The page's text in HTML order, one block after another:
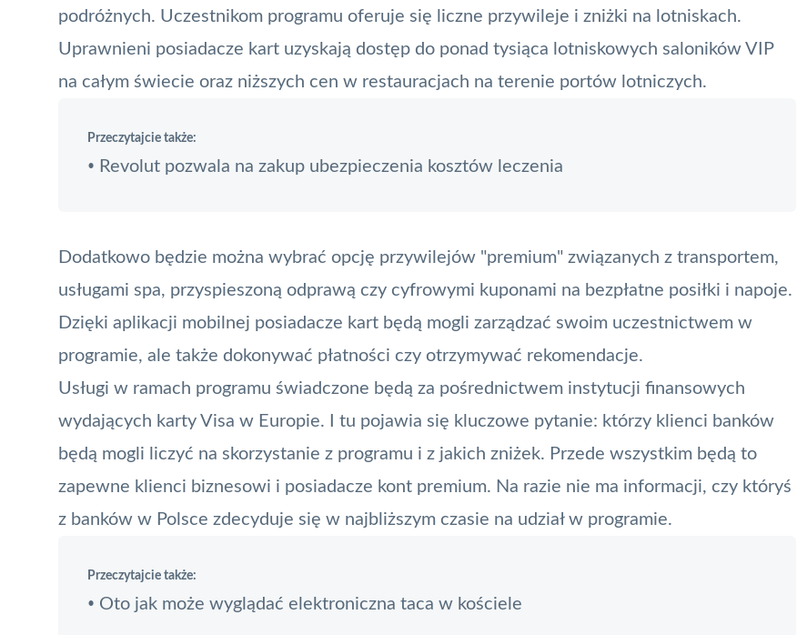
podróżnych. Uczestnikom programu oferuje się liczne przywileje i zniżki na lotniskach.
Uprawnieni posiadacze kart uzyskają dostęp do ponad tysiąca lotniskowych saloników VIP
na całym świecie oraz niższych cen w restauracjach na terenie portów lotniczych.
Przeczytajcie także:
• Revolut pozwala na zakup ubezpieczenia kosztów leczenia
Dodatkowo będzie można wybrać opcję przywilejów "premium" związanych z transportem,
usługami spa, przyspieszoną odprawą czy cyfrowymi kuponami na bezpłatne posiłki i napoje.
Dzięki aplikacji mobilnej posiadacze kart będą mogli zarządzać swoim uczestnictwem w
programie, ale także dokonywać płatności czy otrzymywać rekomendacje.
Usługi w ramach programu świadczone będą za pośrednictwem instytucji finansowych
wydających karty Visa w Europie. I tu pojawia się kluczowe pytanie: którzy klienci banków
będą mogli liczyć na skorzystanie z programu i z jakich zniżek. Przede wszystkim będą to
zapewne klienci biznesowi i posiadacze kont premium. Na razie nie ma informacji, czy któryś
z banków w Polsce zdecyduje się w najbliższym czasie na udział w programie.
Przeczytajcie także:
• Oto jak może wyglądać elektroniczna taca w kościele